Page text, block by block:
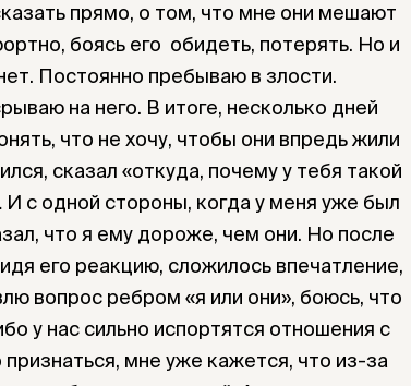
прямо, о том, что мне они мешают
боясь его обидеть, потерять. Но и
Постоянно пребываю в злости.
на него. В итоге, несколько дней
что не хочу, чтобы они впредь жили
сказал «откуда, почему у тебя такой
И с одной стороны, когда у меня уже был
что я ему дороже, чем они. Но после
его реакцию, сложилось впечатление,
вопрос ребром «я или они», боюсь, что
у нас сильно испортятся отношения с
мне уже кажется, что из-за